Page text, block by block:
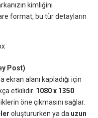
kimliğini
format, bu tür detayların
Post)
alanı kapladığı için
etkilidir. 1080 x 1350
öne çıkmasını sağlar.
oluştururken ya da uzun